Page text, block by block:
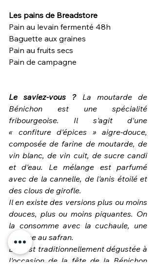
Les pains de Breadstore
Pain au levain fermenté 48h
Baguette aux graines
Pain au fruits secs
Pain de campagne
Le saviez-vous ? La moutarde de
Bénichon est une spécialité
fribourgeoise. Il s'agit d'une
« confiture d'épices » aigre-douce,
composée de farine de moutarde, de
vin blanc, de vin cuit, de sucre candi
et d'eau. Le mélange est parfumé
avec de la cannelle, de l'anis étoilé et
des clous de girofle.
Il en existe des versions plus ou moins
douces, plus ou moins piquantes. On
la consomme avec la cuchaule, une
brioche au safran.
Elle est traditionnellement dégustée à
l'occasion de la fête de la Bénichon